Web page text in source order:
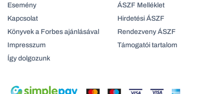
Esemény
Kapcsolat
Könyvek a Forbes ajánlásával
Impresszum
Így dolgozunk
ÁSZF Melléklet
Hirdetési ÁSZF
Rendezveny ÁSZF
Támogatói tartalom